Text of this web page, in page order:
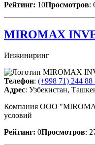
Рейтинг: 10Просмотров:
MIROMAX
Инжиниринг
Телефон: (+998 71) 244 88
Адрес: Узбекистан,
Компания ООО "MIROMAX
условий
Рейтинг: 0Просмотров: